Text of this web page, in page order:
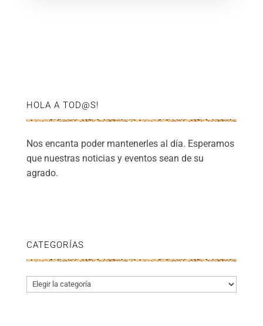
HOLA A TOD@S!
Nos encanta poder mantenerles al día. Esperamos
que nuestras noticias y eventos sean de su
agrado.
CATEGORÍAS
Categorías